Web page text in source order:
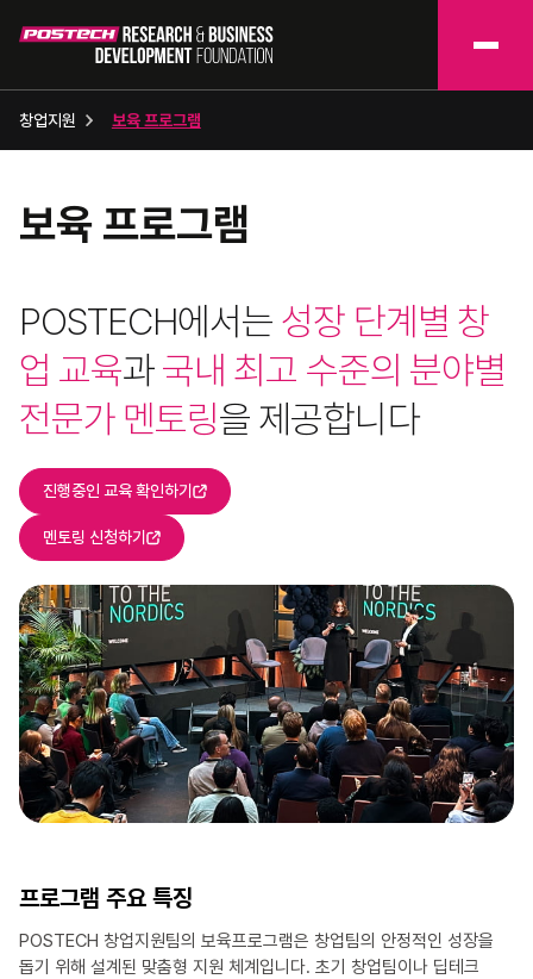
창업지원 보육 프로그램​
보육 프로그램​
POSTECH에서는 성장 단계별 창
업 교육과국내 최고 수준의 분야별
전문가 멘토링을 제공합니다
진행중인 교육 확인하기
멘토링 신청하기
프로그램 주요 특징
POSTECH 창업지원팀의 보육프로그램은 창업팀의 안정적인 성장을
돕기 위해 설계된 맞춤형 지원 체계입니다. 초기 창업팀이나 딥테크